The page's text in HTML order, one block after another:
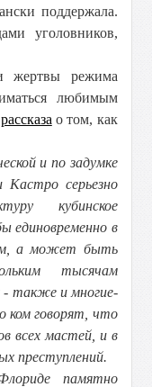
поддержала.
уголовников,
жертвы режима
любимым
рассказа о том, как
и по задумке
Кастро серьезно
кубинское
единовременно в
а может быть
тысячам
- также и многие-
ком говорят, что
всех мастей, и в
преступлений.
памятно